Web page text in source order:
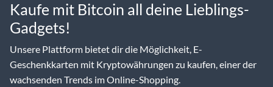
Kaufe mit Bitcoin all deine Lieblings-
Gadgets!
Unsere Plattform bietet dir die Möglichkeit, E-
Geschenkkarten mit Kryptowährungen zu kaufen, einer der
wachsenden Trends im Online-Shopping.